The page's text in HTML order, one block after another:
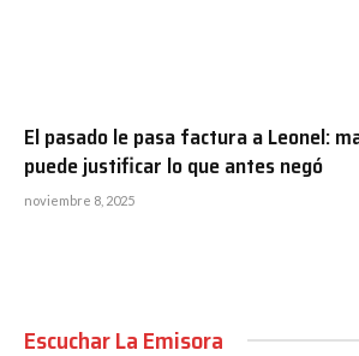
El pasado le pasa factura a Leonel:
puede justificar lo que antes negó
noviembre 8, 2025
Escuchar La Emisora